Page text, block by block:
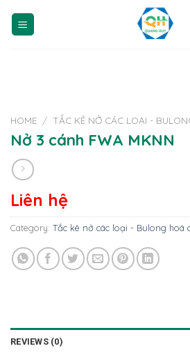
HOME / TẮC KÊ NỞ CÁC LOẠI -
Nở 3 cánh FWA MKNN
Liên hệ
Category: Tắc kê nở các loại - Bulong hoá
REVIEWS (0)